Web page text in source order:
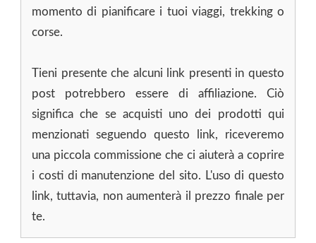
momento di pianificare i tuoi viaggi, trekking o
corse.
Tieni presente che alcuni link presenti in questo
post potrebbero essere di affiliazione. Ciò
significa che se acquisti uno dei prodotti qui
menzionati seguendo questo link, riceveremo
una piccola commissione che ci aiuterà a coprire
i costi di manutenzione del sito. L'uso di questo
link, tuttavia, non aumenterà il prezzo finale per
te.